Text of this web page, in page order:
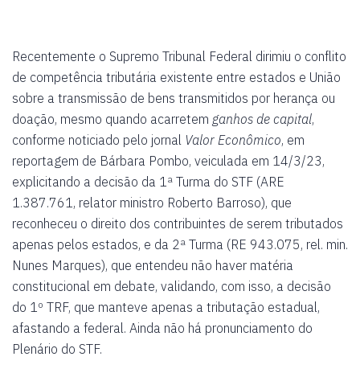
Recentemente o Supremo Tribunal Federal dirimiu o conflito
de competência tributária existente entre estados e União
sobre a transmissão de bens transmitidos por herança ou
doação, mesmo quando acarretem ganhos de capital,
conforme noticiado pelo jornal Valor Econômico, em
reportagem de Bárbara Pombo, veiculada em 14/3/23,
explicitando a decisão da 1ª Turma do STF (ARE
1.387.761, relator ministro Roberto Barroso), que
reconheceu o direito dos contribuintes de serem tributados
apenas pelos estados, e da 2ª Turma (RE 943.075, rel. min.
Nunes Marques), que entendeu não haver matéria
constitucional em debate, validando, com isso, a decisão
do 1º TRF, que manteve apenas a tributação estadual,
afastando a federal. Ainda não há pronunciamento do
Plenário do STF.